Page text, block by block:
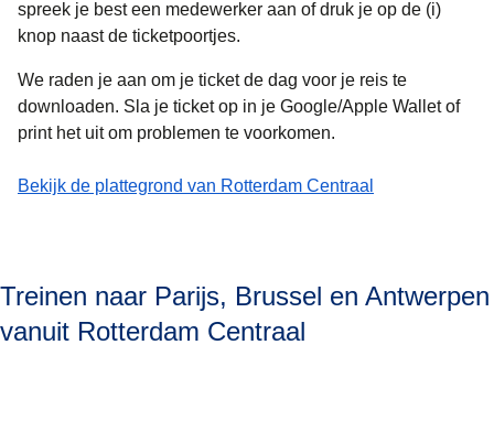
spreek je best een medewerker aan of druk je op de (i)
knop naast de ticketpoortjes.
We raden je aan om je ticket de dag voor je reis te
downloaden. Sla je ticket op in je Google/Apple Wallet of
print het uit om problemen te voorkomen.
Bekijk de plattegrond van Rotterdam Centraal
-Ticketpoortjes in Rotterdam Centraal
(opent in een nieuwe tab )
(opent een PDF)
Treinen naar Parijs, Brussel en Antwerpen
vanuit Rotterdam Centraal